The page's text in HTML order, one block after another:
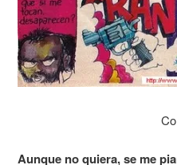
Aunque no quiera, se me